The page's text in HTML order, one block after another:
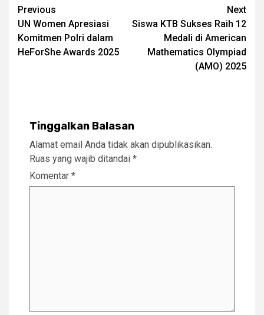
Post
navigation
Previous
UN Women Apresiasi
Komitmen Polri dalam
HeForShe Awards 2025
Next
Siswa KTB Sukses Raih 12
Medali di American
Mathematics Olympiad
(AMO) 2025
Tinggalkan Balasan
Alamat email Anda tidak akan dipublikasikan.
Ruas yang wajib ditandai *
Komentar *